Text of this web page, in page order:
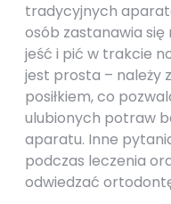
tradycyjnych
osób zastanawia
jeść i pić w trakcie
jest prosta – należy
posiłkiem, co
ulubionych potraw
aparatu. Inne
podczas leczenia
odwiedzać